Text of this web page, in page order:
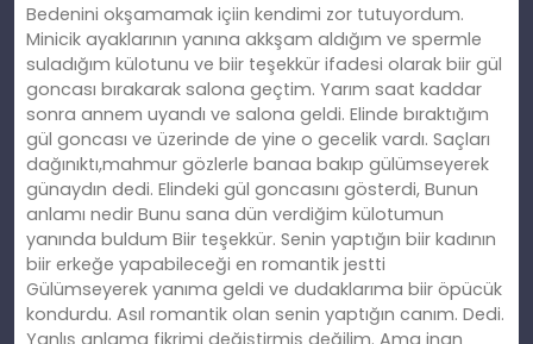
Bedenini okşamamak içiin kendimi zor tutuyordum.
Minicik ayaklarının yanına akkşam aldığım ve spermle
suladığım külotunu ve biir teşekkür ifadesi olarak biir gül
goncası bırakarak salona geçtim. Yarım saat kaddar
sonra annem uyandı ve salona geldi. Elinde bıraktığım
gül goncası ve üzerinde de yine o gecelik vardı. Saçları
dağınıktı,mahmur gözlerle banaa bakıp gülümseyerek
günaydın dedi. Elindeki gül goncasını gösterdi, Bunun
anlamı nedir Bunu sana dün verdiğim külotumun
yanında buldum Biir teşekkür. Senin yaptığın biir kadının
biir erkeğe yapabileceği en romantik jestti
Gülümseyerek yanıma geldi ve dudaklarıma biir öpücük
kondurdu. Asıl romantik olan senin yaptığın canım. Dedi.
Yanlış anlama fikrimi değiştirmiş değilim. Ama inan